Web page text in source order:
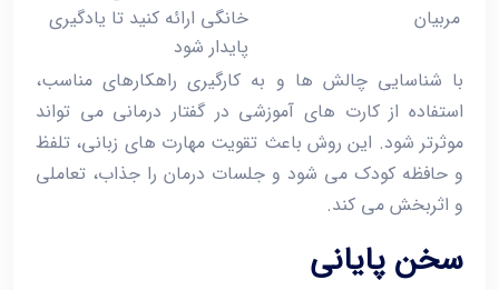
مربیان
خانگی ارائه کنید تا یادگیری
پایدار شود
با شناسایی چالش ‌ها و به‌ کارگیری راهکارهای مناسب،
استفاده از کارت‌ های آموزشی در گفتار درمانی می ‌تواند
موثرتر شود. این روش باعث تقویت مهارت‌ های زبانی، تلفظ
و حافظه کودک می‌ شود و جلسات درمان را جذاب، تعاملی
و اثربخش می ‌کند.
سخن پایانی